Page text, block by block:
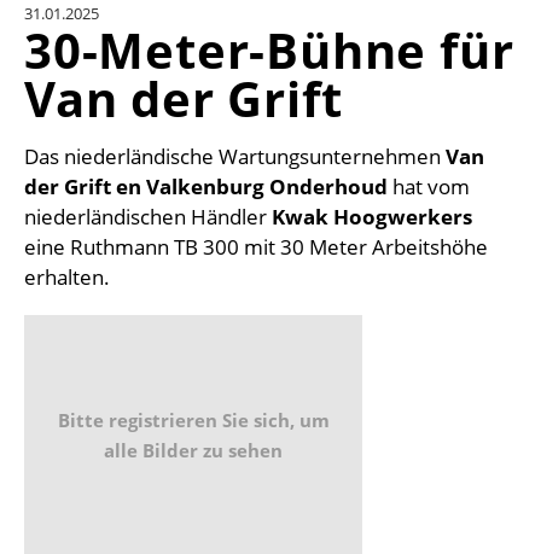
EINHEITENKONVERTER
KONTAKT
31.01.2025
30-Meter-Bühne für
Van der Grift
Das niederländische Wartungsunternehmen Van
der Grift en Valkenburg Onderhoud hat vom
niederländischen Händler Kwak Hoogwerkers
eine Ruthmann TB 300 mit 30 Meter Arbeitshöhe
erhalten.
Bitte registrieren Sie sich, um
alle Bilder zu sehen